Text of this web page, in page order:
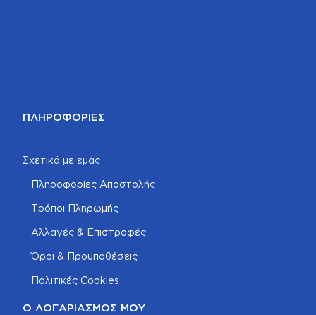
ΠΛΗΡΟΦΟΡΊΕΣ
Σχετικά με εμάς
Πληροφορίες Αποστολής
Τρόποι Πληρωμής
Αλλαγές & Επιστροφές
Όροι & Προυποθέσεις
Πολιτικές Cookies
Ο ΛΟΓΑΡΙΑΣΜΌΣ ΜΟΥ